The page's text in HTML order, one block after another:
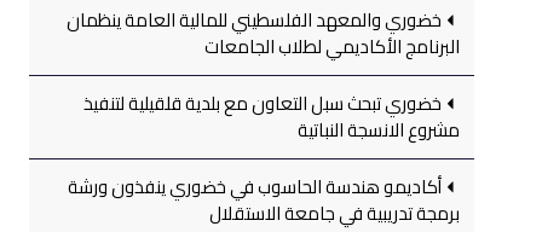
خضوري والمعهد الفلسطيني للمالية العامة ينظمان
البرنامج الأكاديمي لطلاب الجامعات
خضوري تبحث سبل التعاون مع بلدية قلقيلية لتنفيذ
مشروع الانسجة النباتية
أكاديمو هندسة الحاسوب في خضوري ينفذون ورشة
برمجة تدريبية في جامعة الاستقلال